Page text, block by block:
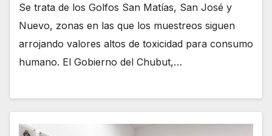
Se trata de los Golfos San Matías, San José y
Nuevo, zonas en las que los muestreos siguen
arrojando valores altos de toxicidad para consumo
humano. El Gobierno del Chubut,…